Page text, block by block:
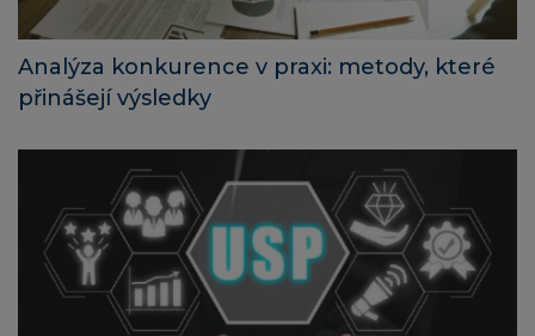
Analýza konkurence v praxi: metody, které
přinášejí výsledky